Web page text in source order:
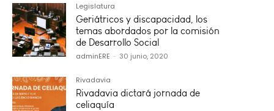
Legislatura
Geriátricos y discapacidad, los
temas abordados por la comisión
de Desarrollo Social
adminERE - 30 junio, 2020
Rivadavia
Rivadavia dictará jornada de
celiaquía